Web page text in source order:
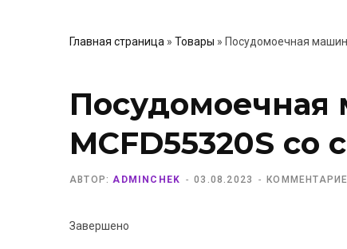
Главная страница » Товары » Посудомоечная
Посудомоечная
MCFD55320S со
АВТОР: ADMINCHEK 03.08.2023
Завершено